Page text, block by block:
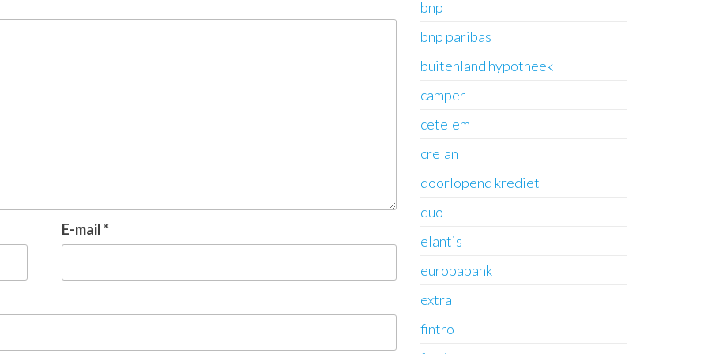
E-mail*
bnp
bnp paribas
buitenland hypotheek
camper
cetelem
crelan
doorlopend krediet
duo
elantis
europabank
extra
fintro